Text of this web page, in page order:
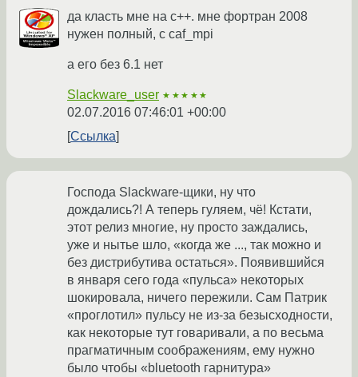
да класть мне на с++. мне фортран 2008
нужен полный, с caf_mpi
а его без 6.1 нет
Slackware_user ★★★★★
02.07.2016 07:46:01 +00:00
Ссылка
Господа Slackware-щики, ну что
дождались?! А теперь гуляем, чё! Кстати,
этот релиз многие, ну просто заждались,
уже и нытье шло, «когда же ..., так можно и
без дистрибутива остаться». Появившийся
в января сего года «пульса» некоторых
шокировала, ничего пережили. Сам Патрик
«проглотил» пульсу не из-за безысходности,
как некоторые тут говаривали, а по весьма
прагматичным соображениям, ему нужно
было чтобы «bluetooth гарнитура»